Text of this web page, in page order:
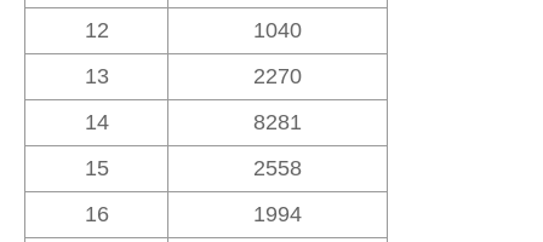
12
1040
13
2270
14
8281
15
2558
16
1994